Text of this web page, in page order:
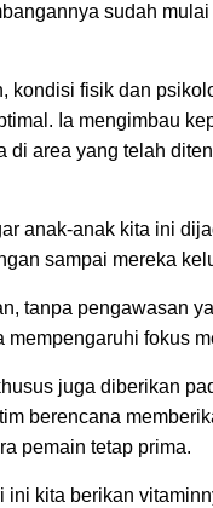
sudah
kondisi fisik dan
Ia mengimbau
di area yang telah
anak-anak kita ini
sampai mereka
tanpa pengawasan
mempengaruhi fokus
juga diberikan
berencana
pemain tetap prima.
ini kita berikan